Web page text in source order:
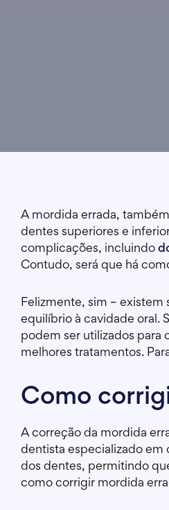
A mordida errada,
dentes superiores e
complicações, incluindo
Contudo, será que há
Felizmente, sim – existem
equilíbrio à cavidade oral.
podem ser utilizados para
melhores tratamentos.
Como
A correção da mordida
dentista especializado em
dos dentes, permitindo
como corrigir mordida